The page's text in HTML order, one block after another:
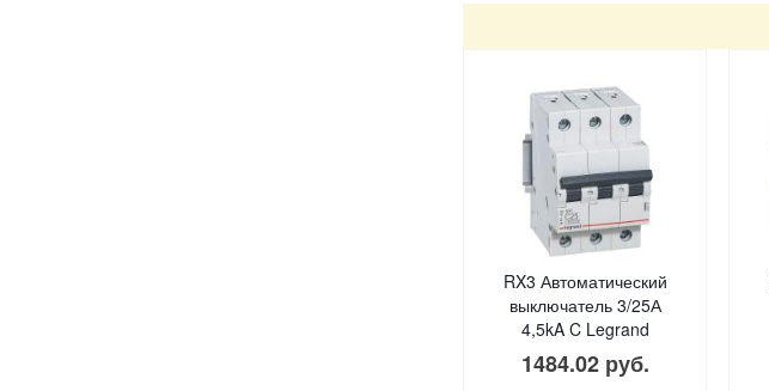
RX3 Автоматический
выключатель 3/25А
4,5kA C Legrand
1484.02 руб.